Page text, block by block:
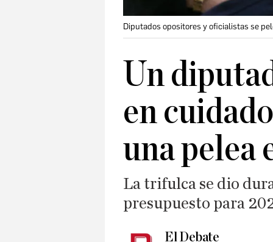
Diputados opositores y oficialistas se
Un
en
una pelea
La trifulca se dio
presupuesto para
El Debate